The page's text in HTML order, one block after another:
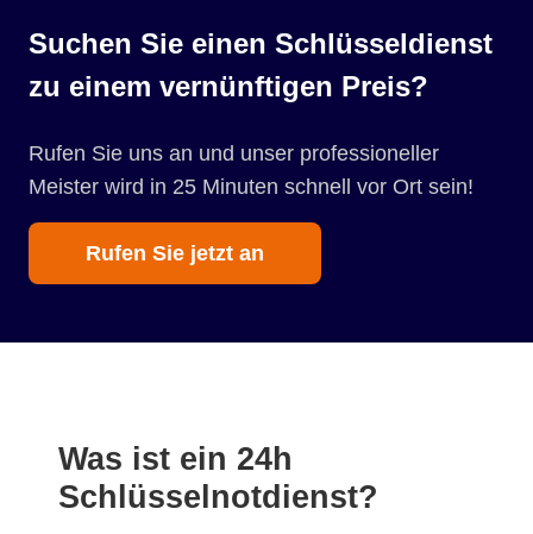
Suchen Sie einen Schlüsseldienst
zu einem vernünftigen Preis?
Rufen Sie uns an und unser professioneller
Meister wird in 25 Minuten schnell vor Ort sein!
Rufen Sie jetzt an
Was ist ein 24h
Schlüsselnotdienst?